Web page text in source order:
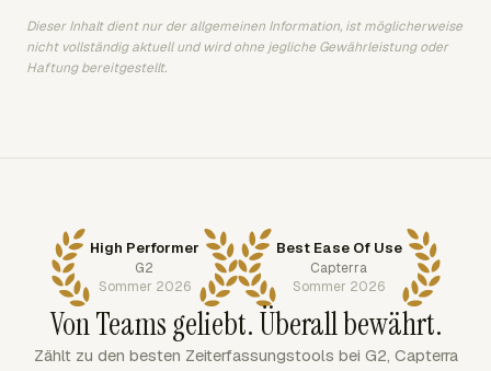
Dieser Inhalt dient nur der allgemeinen Information, ist möglicherweise
nicht vollständig aktuell und wird ohne jegliche Gewährleistung oder
Haftung bereitgestellt.
High Performer
G2
Sommer 2026
Best Ease Of Use
Capterra
Sommer 2026
Von Teams geliebt. Überall bewährt.
Zählt zu den besten Zeiterfassungstools bei G2, Capterra